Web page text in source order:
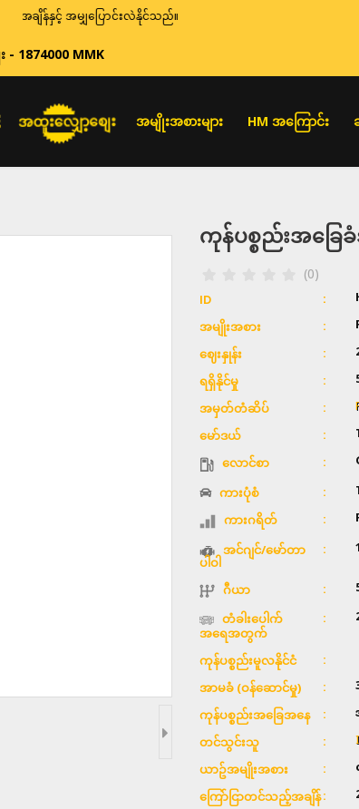
င့် အမျှပြောင်းလဲနိုင်သည်။
- 1874000 MMK
အထူးလျှော့စျေး အမျိုးအစားများ HM အကြောင်း
ကုန်ပစ္စည်းအခြ
(0)
ID
အမျိုးအစား
ဈေးနှုန်း
ရရှိနိုင်မှု
အမှတ်တံဆိပ်
မော်ဒယ်
လောင်စာ
ကားပုံစံ
ကားဂရိတ်
အင်ဂျင်/မော်တာ
ပါဝါ
ဂီယာ
တံခါးပေါက်
အရေအတွက်
ကုန်ပစ္စည်းမူလနိုင်ငံ
အာမခံ (ဝန်ဆောင်မှု)
ကုန်ပစ္စည်းအခြေအနေ
တင်သွင်းသူ
ယာဥ်အမျိုးအစား
ကြော်ငြာတင်သည့်အချိန်